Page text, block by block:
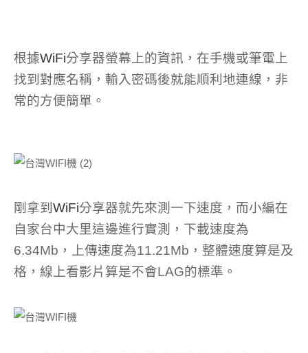
根據WiFi分享器螢幕上的資訊，在手機或筆電上
找到對應名稱，輸入密碼後就能順利地連線，非
常的方便簡單。
剛拿到 WiFi分享器就先來測一下速度，而小編在
自家台中大里這邊進行實測，下載速度為
6.34Mb，上傳速度為11.21Mb，整體速度算是及
格，線上看影片算是不會LAG的標準。